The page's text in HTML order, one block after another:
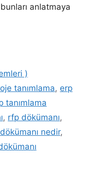
anlatmaya
)
tanımlama, erp
tanımlama
, rfp dökümanı,
nedir,